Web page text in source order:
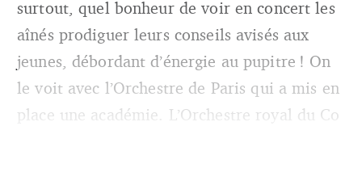
surtout, quel bonheur de voir en concert les
aînés prodiguer leurs conseils avisés aux
jeunes, débordant d’énergie au pupitre ! On
le voit avec l’Orchestre de Paris qui a mis en
place une académie. L’Orchestre royal du Co